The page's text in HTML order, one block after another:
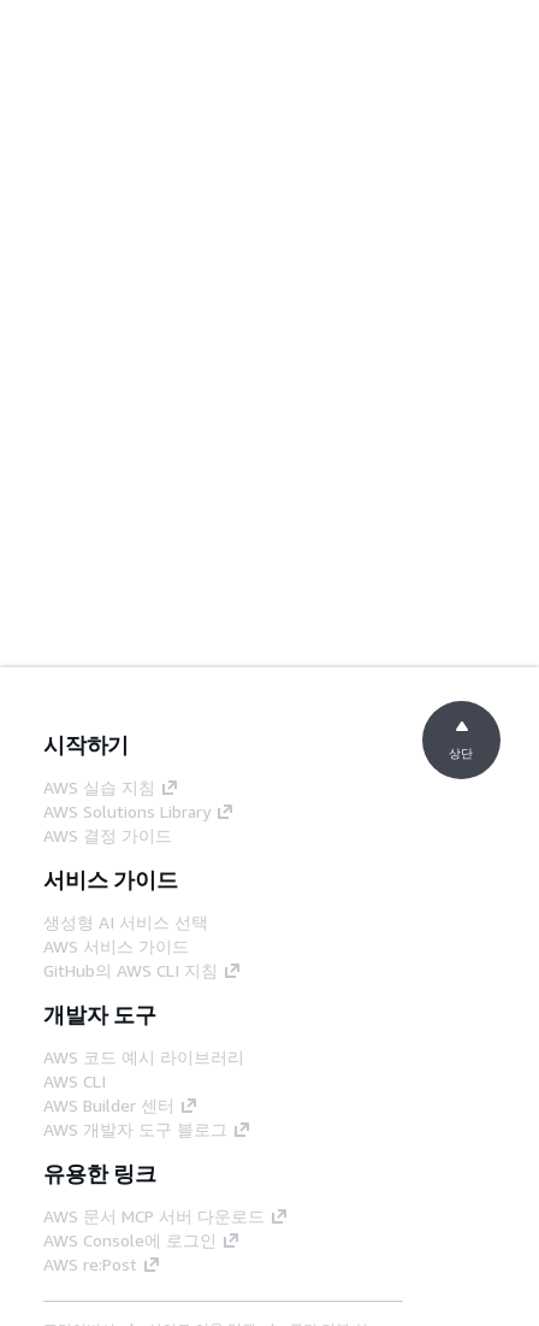
시작하기
AWS 실습 지침
AWS Solutions Library
AWS 결정 가이드
서비스 가이드
생성형 AI 서비스 선택
AWS 서비스 가이드
GitHub의 AWS CLI 지침
개발자 도구
AWS 코드 예시 라이브러리
AWS CLI
AWS Builder 센터
AWS 개발자 도구 블로그
유용한 링크
AWS 문서 MCP 서버 다운로드
AWS Console에 로그인
AWS re:Post
상단